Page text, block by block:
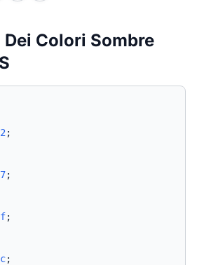
Colori Sombre
;
;
;
;